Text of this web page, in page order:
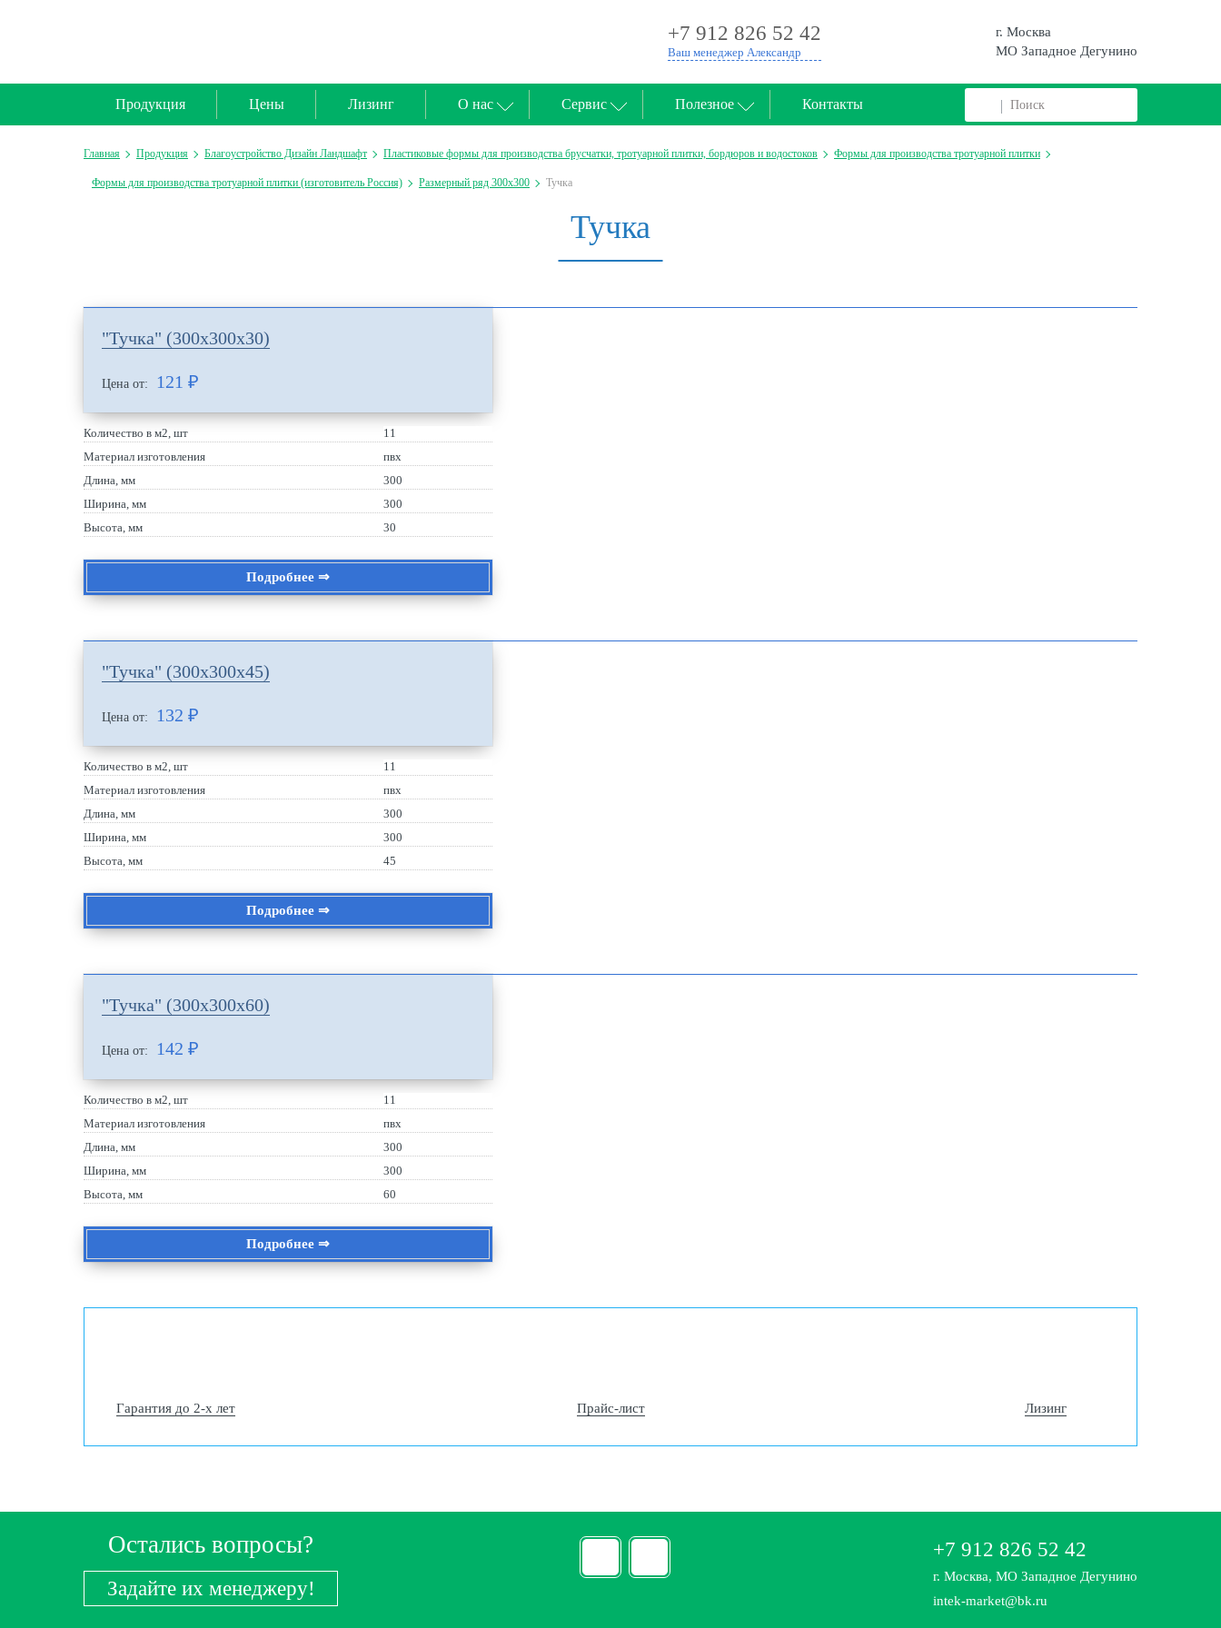
+7 912 826 52 42
Ваш менеджер Александр
г. Москва
МО Западное Дегунино
Продукция Цены Лизинг О нас Сервис Полезное Контакты
Главная Продукция Благоустройство Дизайн Ландшафт Пластиковые формы для производства брусчатки, тротуарной плитки, бордюров и водостоков Формы для производства тротуарной плитки
Формы для производства тротуарной плитки (изготовитель Россия) Размерный ряд 300х300 Тучка
Тучка
"Тучка" (300х300х30)
Цена от: 121 ₽
Количество в м2, шт
11
Материал изготовления
пвх
Длина, мм
300
Ширина, мм
300
Высота, мм
30
Подробнее ⇒
"Тучка" (300х300х45)
Цена от: 132 ₽
Количество в м2, шт
11
Материал изготовления
пвх
Длина, мм
300
Ширина, мм
300
Высота, мм
45
Подробнее ⇒
"Тучка" (300х300х60)
Цена от: 142 ₽
Количество в м2, шт
11
Материал изготовления
пвх
Длина, мм
300
Ширина, мм
300
Высота, мм
60
Подробнее ⇒
Гарантия до 2-х лет Прайс-лист Лизинг
Остались вопросы?
Задайте их менеджеру!
+7 912 826 52 42
г. Москва, МО Западное Дегунино
intek-market@bk.ru